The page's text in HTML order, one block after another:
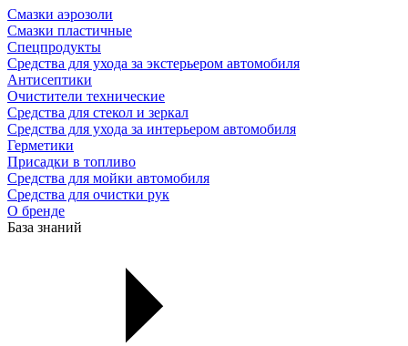
Смазки аэрозоли
Смазки пластичные
Спецпродукты
Средства для ухода за экстерьером автомобиля
Антисептики
Очистители технические
Средства для стекол и зеркал
Средства для ухода за интерьером автомобиля
Герметики
Присадки в топливо
Средства для мойки автомобиля
Средства для очистки рук
О бренде
База знаний